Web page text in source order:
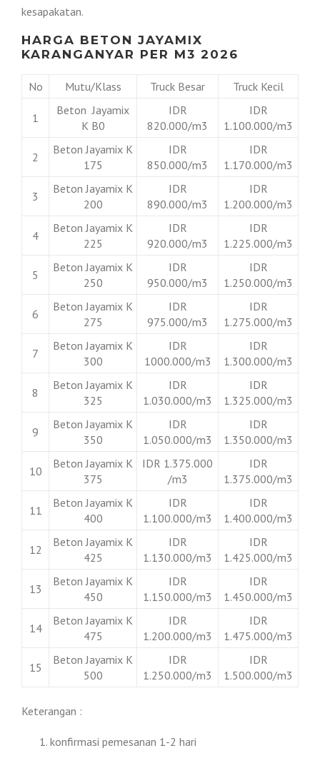
kesapakatan.
HARGA BETON JAYAMIX
KARANGANYAR PER M3 2026
No Mutu/Klass Truck Besar Truck Kecil
1
Beton Jayamix
K B0
IDR
820.000/m3
IDR
1.100.000/m3
2
Beton Jayamix K
175
IDR
850.000/m3
IDR
1.170.000/m3
3
Beton Jayamix K
200
IDR
890.000/m3
IDR
1.200.000/m3
4
Beton Jayamix K
225
IDR
920.000/m3
IDR
1.225.000/m3
5
Beton Jayamix K
250
IDR
950.000/m3
IDR
1.250.000/m3
6
Beton Jayamix K
275
IDR
975.000/m3
IDR
1.275.000/m3
7
Beton Jayamix K
300
IDR
1000.000/m3
IDR
1.300.000/m3
8
Beton Jayamix K
325
IDR
1.030.000/m3
IDR
1.325.000/m3
9
Beton Jayamix K
350
IDR
1.050.000/m3
IDR
1.350.000/m3
10
Beton Jayamix K
375
IDR 1.375.000
/m3
IDR
1.375.000/m3
11
Beton Jayamix K
400
IDR
1.100.000/m3
IDR
1.400.000/m3
12
Beton Jayamix K
425
IDR
1.130.000/m3
IDR
1.425.000/m3
13
Beton Jayamix K
450
IDR
1.150.000/m3
IDR
1.450.000/m3
14
Beton Jayamix K
475
IDR
1.200.000/m3
IDR
1.475.000/m3
15
Beton Jayamix K
500
IDR
1.250.000/m3
IDR
1.500.000/m3
Keterangan :
konfirmasi pemesanan 1-2 hari